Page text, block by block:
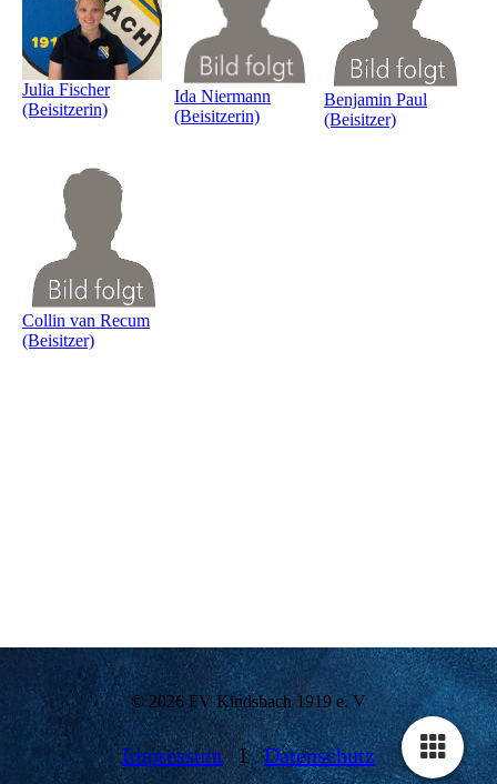
Julia Fischer
(Beisitzerin)
Ida Niermann
(Beisitzerin)
Benjamin Paul
(Beisitzer)
Collin van Recum
(Beisitzer)
© 2026 FV Kindsbach 1919 e. V
Impressum I Datenschutz